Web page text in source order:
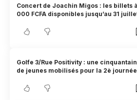
Concert de Joachin Migos : les billets
000 FCFA disponibles jusqu’au 31
Golfe 3/Rue Positivity : une
de jeunes mobilisés pour la 2è journée